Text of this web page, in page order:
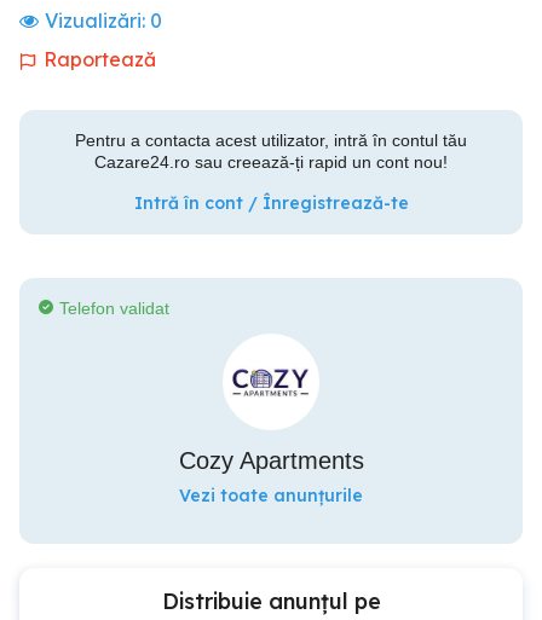
Vizualizări: 0
Raportează
Pentru a contacta acest utilizator, intră în contul tău
Cazare24.ro sau creează-ți rapid un cont nou!
Intră în cont / Înregistrează-te
Telefon validat
Cozy Apartments
Vezi toate anunțurile
Distribuie anunțul pe